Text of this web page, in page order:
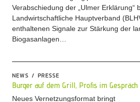
Verabschiedung der „Ulmer Erklärung“
Landwirtschaftliche Hauptverband
enthaltenen Signale zur Stärkung der
Biogasanlagen…
NEWS PRESSE
Burger auf dem Grill, Profis im Gespräch
Neues Vernetzungsformat bringt